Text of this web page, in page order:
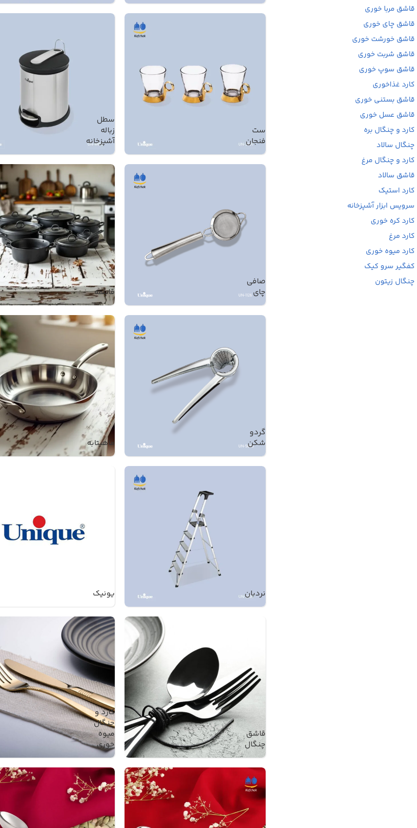
قاشق مربا خوری
قاشق چای خوری
قاشق خورشت خوری
قاشق شربت خوری
قاشق سوپ خوری
کارد غذاخوری
قاشق بستنی خوری
قاشق عسل خوری
کارد و چنگال بره
چنگال سالاد
کارد و چنگال مرغ
قاشق سالاد
کارد استیک
سرویس ابزار آشپزخانه
کارد کره خوری
کارد مرغ
کارد میوه خوری
کفگیر سرو کیک
چنگال زیتون
ست
فنجان
سطل
زباله
آشپزخانه
صافی
چای
قابلمه
گردو
شکن
ماهیتابه
نردبان یونیک
قاشق
چنگال
کارد و
چنگال
میوه
خوری